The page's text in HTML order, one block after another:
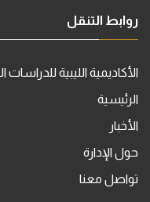
روابط التنقل
الأكاديمية الليبية للدراسات
الرئيسية
الأخبار
حول الإدارة
تواصل معنا